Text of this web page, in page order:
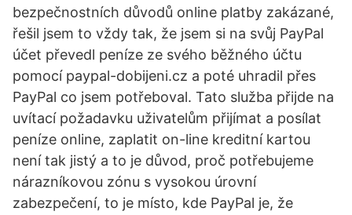
bezpečnostních důvodů online platby zakázané,
řešil jsem to vždy tak, že jsem si na svůj PayPal
účet převedl peníze ze svého běžného účtu
pomocí paypal-dobijeni.cz a poté uhradil přes
PayPal co jsem potřeboval. Tato služba přijde na
uvítací požadavku uživatelům přijímat a posílat
peníze online, zaplatit on-line kreditní kartou
není tak jistý a to je důvod, proč potřebujeme
nárazníkovou zónu s vysokou úrovní
zabezpečení, to je místo, kde PayPal je, že